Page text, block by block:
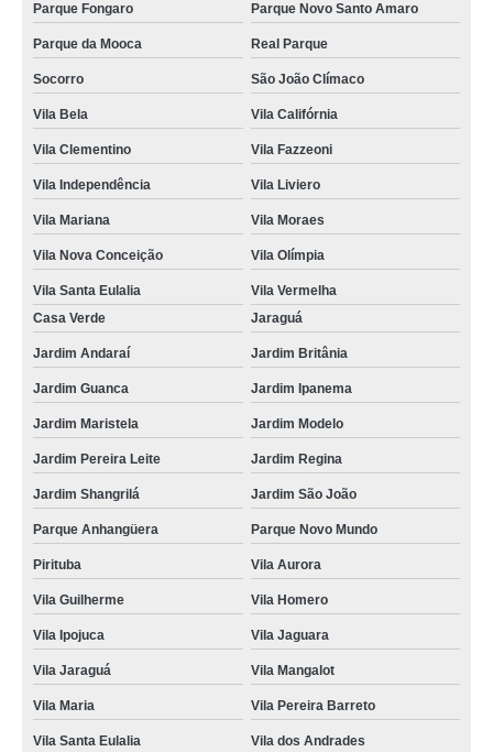
Parque Fongaro Parque Novo Santo Amaro
Parque da Mooca Real Parque
Socorro São João Clímaco
Vila Bela Vila Califórnia
Vila Clementino Vila Fazzeoni
Vila Independência Vila Liviero
Vila Mariana Vila Moraes
Vila Nova Conceição Vila Olímpia
Vila Santa Eulalia
Vila Vermelha
Casa Verde
Jaraguá
Jardim Andaraí Jardim Britânia
Jardim Guanca Jardim Ipanema
Jardim Maristela Jardim Modelo
Jardim Pereira Leite Jardim Regina
Jardim Shangrilá Jardim São João
Parque Anhangüera Parque Novo Mundo
Pirituba Vila Aurora
Vila Guilherme Vila Homero
Vila Ipojuca Vila Jaguara
Vila Jaraguá Vila Mangalot
Vila Maria Vila Pereira Barreto
Vila Santa Eulalia
Vila dos Andrades